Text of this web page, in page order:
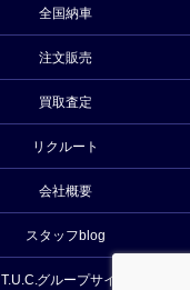
全国納車
注文販売
買取査定
リクルート
会社概要
スタッフblog
T.U.C.グループサイト